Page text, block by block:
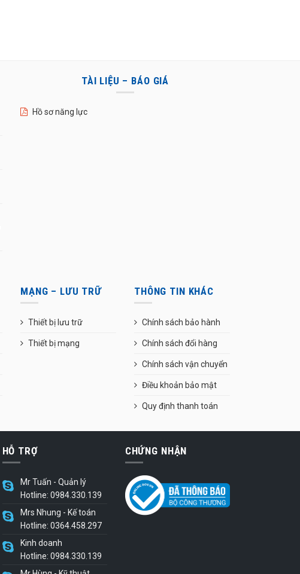
TÀI LIỆU – BÁO GIÁ
Hồ sơ năng lực
MẠNG – LƯU TRỮ
Thiết bị lưu trữ
Thiết bị mạng
THÔNG TIN KHÁC
Chính sách bảo hành
Chính sách đổi hàng
Chính sách vận chuyển
Điều khoản bảo mật
Quy định thanh toán
HỖ TRỢ
Mr Tuấn - Quản lý
Hotline: 0984.330.139
Mrs Nhung - Kế toán
Hotline: 0364.458.297
Kinh doanh
Hotline: 0984.330.139
CHỨNG NHẬN